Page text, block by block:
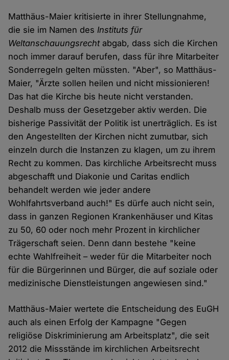
Matthäus-Maier kritisierte in ihrer Stellungnahme,
die sie im Namen desInstituts für
Weltanschauungsrechtabgab, dass sich die Kirchen
noch immer darauf berufen, dass für ihre Mitarbeiter
Sonderregeln gelten müssten. "Aber", so Matthäus-
Maier, "Ärzte sollen heilen und nicht missionieren!
Das hat die Kirche bis heute nicht verstanden.
Deshalb muss der Gesetzgeber aktiv werden. Die
bisherige Passivität der Politik ist unerträglich. Es ist
den Angestellten der Kirchen nicht zumutbar, sich
einzeln durch die Instanzen zu klagen, um zu ihrem
Recht zu kommen. Das kirchliche Arbeitsrecht muss
abgeschafft und Diakonie und Caritas endlich
behandelt werden wie jeder andere
Wohlfahrtsverband auch!" Es dürfe auch nicht sein,
dass in ganzen Regionen Krankenhäuser und Kitas
zu 50, 60 oder noch mehr Prozent in kirchlicher
Trägerschaft seien. Denn dann bestehe "keine
echte Wahlfreiheit – weder für die Mitarbeiter noch
für die Bürgerinnen und Bürger, die auf soziale oder
medizinische Dienstleistungen angewiesen sind."
Matthäus-Maier wertete die Entscheidung des EuGH
auch als einen Erfolg der Kampagne "Gegen
religiöse Diskriminierung am Arbeitsplatz", die seit
2012 die Missstände im kirchlichen Arbeitsrecht